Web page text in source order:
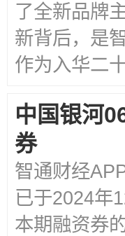
了全新品牌
新背后，是
作为入华二
中国银河
券
智通财经
已于2024年
本期融资券